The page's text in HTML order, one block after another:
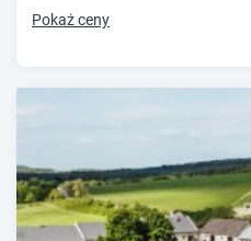
Pokaż ceny